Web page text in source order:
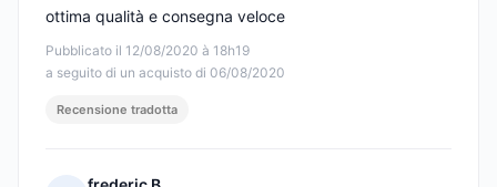
Pubblicato il 12/08/2020 à 18h19
a seguito di un acquisto di 06/08/2020
ottima qualità e consegna veloce
Recensione tradotta